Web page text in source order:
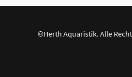
©Herth Aquaristik. Alle